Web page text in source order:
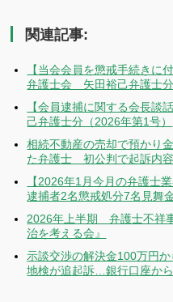
関連記事:
【当会会員を懲戒手続きに
弁護士会 矢田裕己弁護士分
【会員逮捕に関する会長
己弁護士分（2026年第1号）
相続不動産の売却で預かり
た弁護士 初公判で起訴内
【2026年1月今月の弁護士
逮捕者2名懲戒処分7名見舞
2026年上半期 弁護士不祥
治を考える会』
示談交渉の解決金100万円
地検が追起訴…銀行口座か